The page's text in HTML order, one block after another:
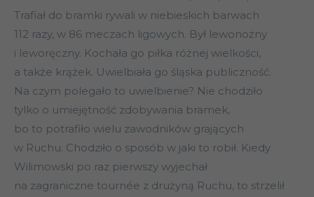
Trafiał do bramki rywali w niebieskich barwach
112 razy, w 86 meczach ligowych. Był lewonożny
i leworęczny. Kochała go piłka różnej wielkości,
a także krążek. Uwielbiała go śląska publiczność.
Na czym polegało to uwielbienie? Nie chodziło
tylko o umiejętność zdobywania bramek,
bo to potrafiło wielu zawodników grających
w Ruchu. Chodziło o sposób w jaki to robił. Kiedy
Wilimowski po raz pierwszy wyjechał
na zagraniczne tournée z drużyną Ruchu, to strzelił